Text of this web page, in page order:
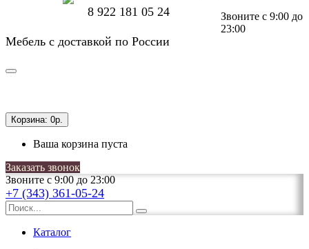
Звоните с 9:00 до
23:00
8 922 181 05 24
Мебель с доставкой по России
Корзина: 0р.
Ваша корзина пуста
Заказать звонок
Звоните с 9:00 до 23:00
+7 (343) 361-05-24
Каталог